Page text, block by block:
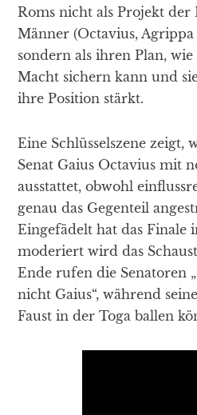
Roms nicht als Projekt
Männer (Octavius, Agrippa
sondern als ihren Plan,
Macht sichern kann und
ihre Position stärkt.
Eine Schlüsselszene zeigt,
Senat Gaius Octavius mit
ausstattet, obwohl
genau das Gegenteil
Eingefädelt hat das Finale
moderiert wird das
Ende rufen die Senatoren
nicht Gaius“, während
Faust in der Toga ballen